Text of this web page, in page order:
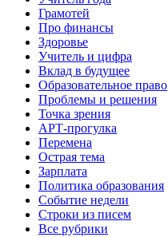
Грамотей
Про финансы
Здоровье
Учитель и цифра
Вклад в будущее
Образовательное право
Проблемы и решения
Точка зрения
АРТ-прогулка
Перемена
Острая тема
Зарплата
Политика образования
Событие недели
Строки из писем
Все рубрики